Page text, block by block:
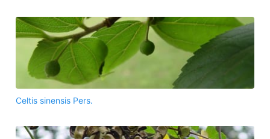
Celtis sinensis Pers.